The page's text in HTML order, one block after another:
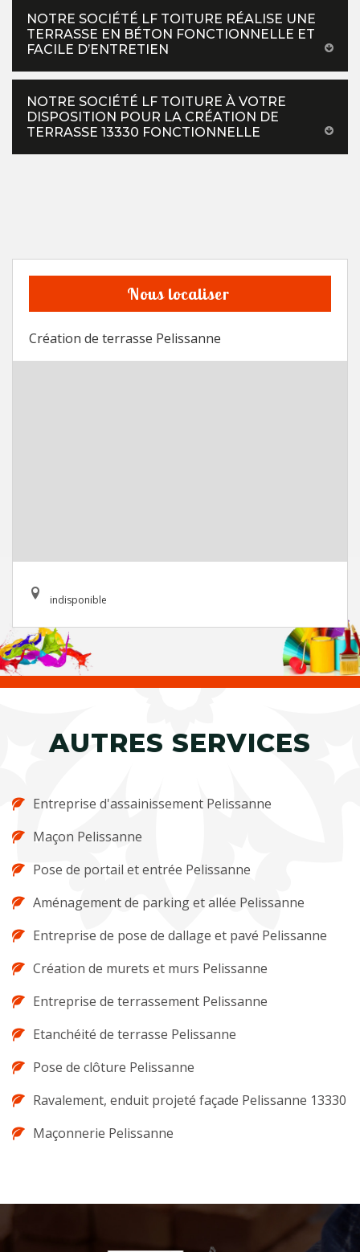
NOTRE SOCIÉTÉ LF TOITURE RÉALISE UNE
TERRASSE EN BÉTON FONCTIONNELLE ET
FACILE D’ENTRETIEN
NOTRE SOCIÉTÉ LF TOITURE À VOTRE
DISPOSITION POUR LA CRÉATION DE
TERRASSE 13330 FONCTIONNELLE
Nous localiser
Création de terrasse Pelissanne
indisponible
AUTRES SERVICES
Entreprise d'assainissement Pelissanne
Maçon Pelissanne
Pose de portail et entrée Pelissanne
Aménagement de parking et allée Pelissanne
Entreprise de pose de dallage et pavé Pelissanne
Création de murets et murs Pelissanne
Entreprise de terrassement Pelissanne
Etanchéité de terrasse Pelissanne
Pose de clôture Pelissanne
Ravalement, enduit projeté façade Pelissanne 13330
Maçonnerie Pelissanne